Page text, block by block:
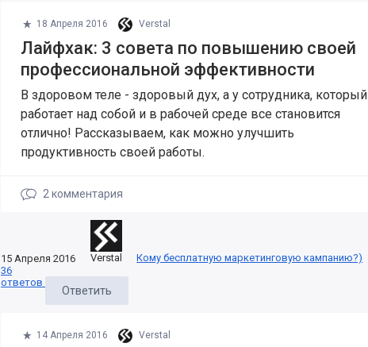
18 Апреля 2016 Verstal
Лайфхак: 3 совета по повышению своей
профессиональной эффективности
В здоровом теле - здоровый дух, а у сотрудника, который
работает над собой и в рабочей среде все становится
отлично! Рассказываем, как можно улучшить
продуктивность своей работы.
2 комментария
15 Апреля 2016 Verstal
Кому бесплатную маркетинговую кампанию?)
36
ответов
Ответить
14 Апреля 2016 Verstal